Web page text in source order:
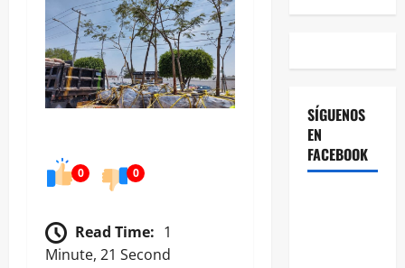
0 0
Read Time: 1
Minute, 21 Second
SÍGUENOS
EN
FACEBOOK